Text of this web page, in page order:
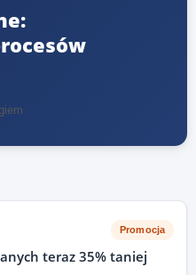
Promocja
teraz 35% taniej